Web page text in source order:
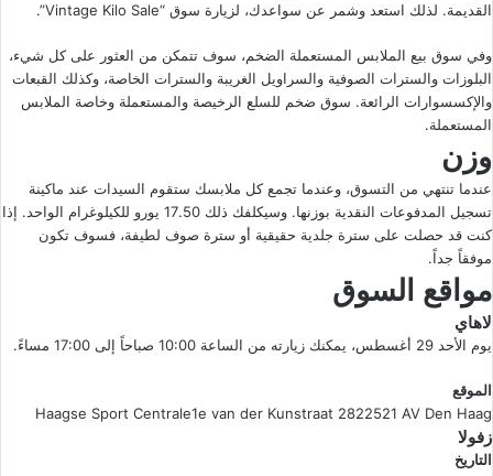
القديمة. لذلك استعد وشمر عن سواعدك، لزيارة سوق “Vintage Kilo Sale”.
وفي سوق بيع الملابس المستعملة الضخم، سوف تتمكن من العثور على كل شيء،
البلوزات والسترات الصوفية والسراويل الغريبة والسترات الخاصة، وكذلك القبعات
والإكسسوارات الرائعة. سوق ضخم للسلع الرخيصة والمستعملة وخاصة الملابس
المستعملة.
وزن
عندما تنتهي من التسوق، وعندما تجمع كل ملابسك ستقوم السيدات عند ماكينة
تسجيل المدفوعات النقدية بوزنها. وسيكلفك ذلك 17.50 يورو للكيلوغرام الواحد. إذا
كنت قد حصلت على سترة جلدية حقيقية أو سترة صوف لطيفة، فسوف تكون
موفقاً جداً.
مواقع السوق
لاهاي
يوم الأحد 29 أغسطس، يمكنك زيارته من الساعة 10:00 صباحاً إلى 17:00 مساءً.
الموقع
Haagse Sport Centrale1e van der Kunstraat 2822521 AV Den Haag
زفولا
التاريخ